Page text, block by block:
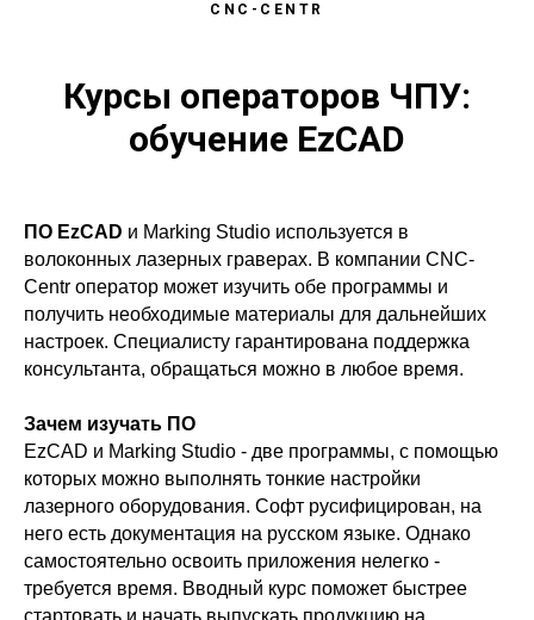
CNC-CENTR
Курсы операторов ЧПУ:
обучение EzCAD
ПО EzCAD и Marking Studio используется в
волоконных лазерных граверах. В компании CNC-
Centr оператор может изучить обе программы и
получить необходимые материалы для дальнейших
настроек. Специалисту гарантирована поддержка
консультанта, обращаться можно в любое время.
Зачем изучать ПО
EzCAD и Marking Studio - две программы, с помощью
которых можно выполнять тонкие настройки
лазерного оборудования. Софт русифицирован, на
него есть документация на русском языке. Однако
самостоятельно освоить приложения нелегко -
требуется время. Вводный курс поможет быстрее